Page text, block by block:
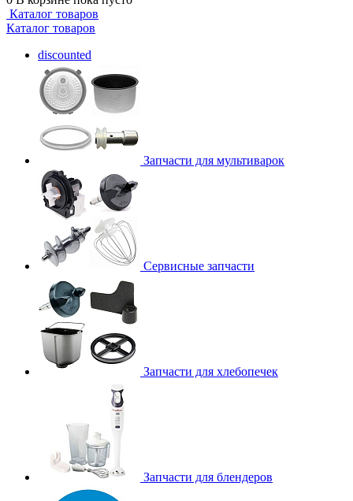
Каталог товаров
Каталог товаров
discounted
Запчасти для мультиварок
Сервисные запчасти
Запчасти для хлебопечек
Запчасти для блендеров